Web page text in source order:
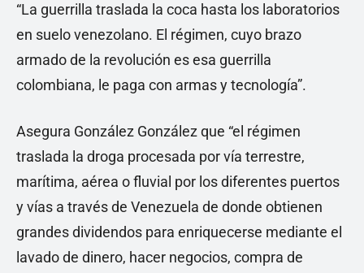
“La guerrilla traslada la coca hasta los laboratorios
en suelo venezolano. El régimen, cuyo brazo
armado de la revolución es esa guerrilla
colombiana, le paga con armas y tecnología”.
Asegura González González que “el régimen
traslada la droga procesada por vía terrestre,
marítima, aérea o fluvial por los diferentes puertos
y vías a través de Venezuela de donde obtienen
grandes dividendos para enriquecerse mediante el
lavado de dinero, hacer negocios, compra de